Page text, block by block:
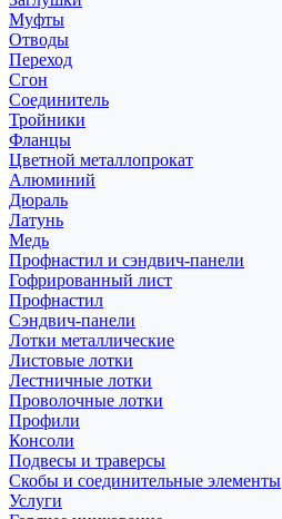
Муфты
Отводы
Переход
Сгон
Соединитель
Тройники
Фланцы
Цветной металлопрокат
Алюминий
Дюраль
Латунь
Медь
Профнастил и сэндвич-панели
Гофрированный лист
Профнастил
Сэндвич-панели
Лотки металлические
Листовые лотки
Лестничные лотки
Проволочные лотки
Профили
Консоли
Подвесы и траверсы
Скобы и соединительные элементы
Услуги